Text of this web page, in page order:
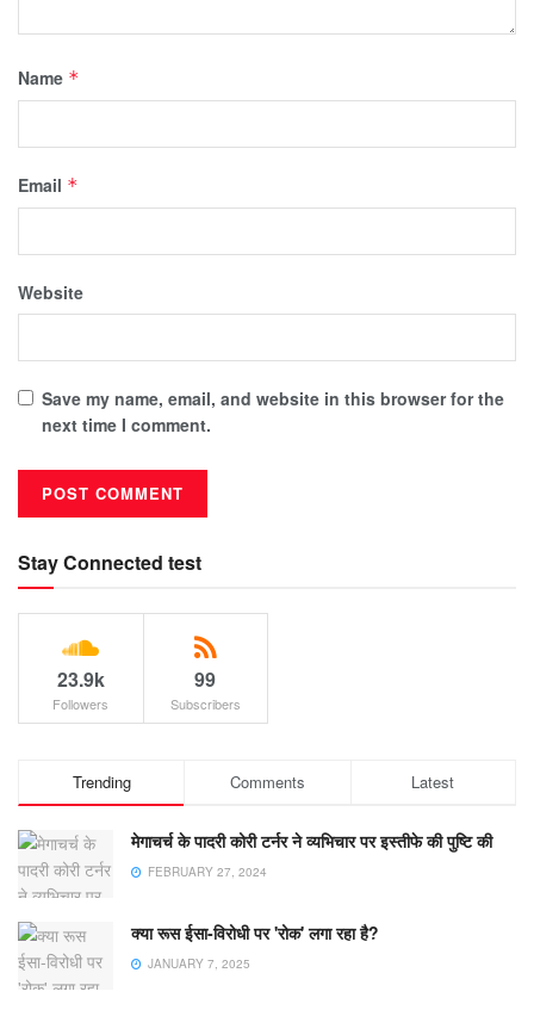
Name *
Email *
Website
Save my name, email, and website in this browser for the
next time I comment.
Stay Connected test
23.9k
Followers
99
Subscribers
Trending Comments Latest
मेगाचर्च के पादरी कोरी टर्नर ने व्यभिचार पर इस्तीफे की पुष्टि की
FEBRUARY 27, 2024
क्या रूस ईसा-विरोधी पर 'रोक' लगा रहा है?
JANUARY 7, 2025